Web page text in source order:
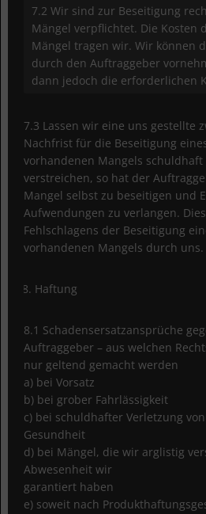
7.2 Wir sind zur Beseitigung
Mängel verpflichtet. Die Kosten
Mängel tragen wir. Wir können
durch den Auftraggeber
dann jedoch die erforderlichen
7.3 Lassen wir eine uns gestellte
Nachfrist für die Beseitigung
vorhandenen Mangels
verstreichen, so hat der
Mangel selbst zu beseitigen und
Aufwendungen zu verlangen.
Fehlschlagens der Beseitigung
vorhandenen Mangels durch uns.
Haftung
8.1 Schadensersatzansprüche
Auftraggeber – aus welchen
nur geltend gemacht werden
a) bei Vorsatz
b) bei grober Fahrlässigkeit
c) bei schuldhafter Verletzung
Gesundheit
d) bei Mängel, die wir arglistig
Abwesenheit wir
garantiert haben
e) soweit nach